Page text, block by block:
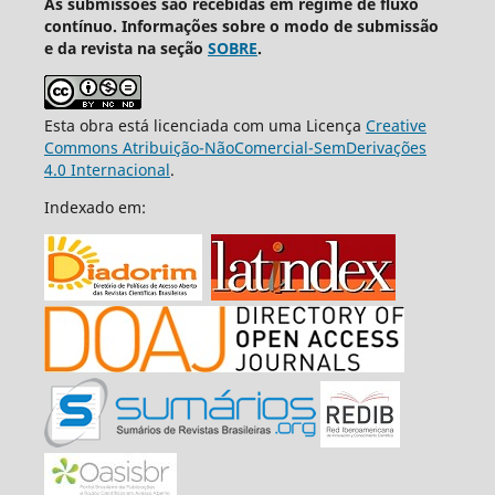
contínuo. Informações sobre o modo de submissão
e da revista na seção SOBRE.
Esta obra está licenciada com uma Licença Creative
Commons Atribuição-NãoComercial-SemDerivações
4.0 Internacional.
Indexado em: